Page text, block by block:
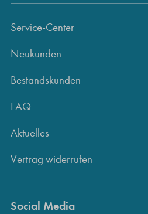
Service-Center
Neukunden
Bestandskunden
FAQ
Aktuelles
Vertrag widerrufen
Social Media